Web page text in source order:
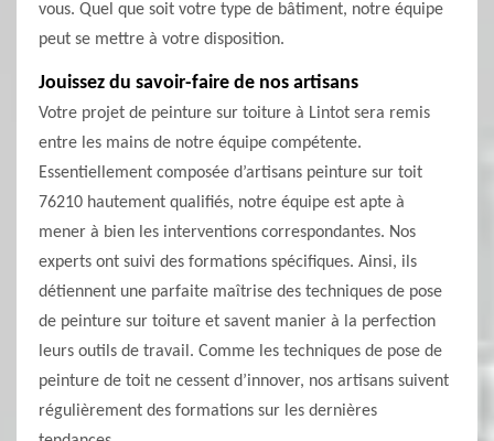
vous. Quel que soit votre type de bâtiment, notre équipe
peut se mettre à votre disposition.
Jouissez du savoir-faire de nos artisans
Votre projet de peinture sur toiture à Lintot sera remis
entre les mains de notre équipe compétente.
Essentiellement composée d’artisans peinture sur toit
76210 hautement qualifiés, notre équipe est apte à
mener à bien les interventions correspondantes. Nos
experts ont suivi des formations spécifiques. Ainsi, ils
détiennent une parfaite maîtrise des techniques de pose
de peinture sur toiture et savent manier à la perfection
leurs outils de travail. Comme les techniques de pose de
peinture de toit ne cessent d’innover, nos artisans suivent
régulièrement des formations sur les dernières